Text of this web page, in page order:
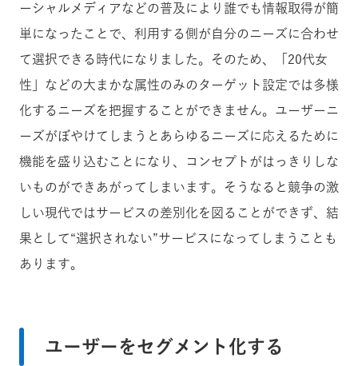
ーシャルメディアなどの普及により誰でも情報取得が簡
単になったことで、利用する側が自分のニーズに合わせ
て選択できる時代になりました。そのため、「20代女
性」などの大まかな属性のみのターゲット設定では多様
化するニーズを把握することができません。ユーザーニ
ーズがぼやけてしまうとあらゆるニーズに応えるために
機能を盛り込むことになり、コンセプトがはっきりしな
いものができあがってしまいます。そうなると競争の激
しい現代ではサービスの差別化を図ることができず、結
果として“選択されない”サービスになってしまうことも
あります。
ユーザーをセグメント化する